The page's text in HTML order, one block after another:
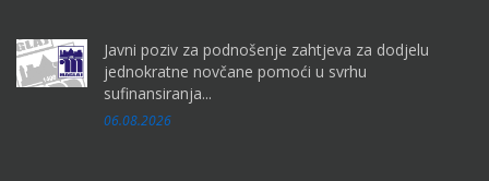
Javni poziv za podnošenje zahtjeva za dodjelu
jednokratne novčane pomoći u svrhu
sufinansiranja...
06.08.2026